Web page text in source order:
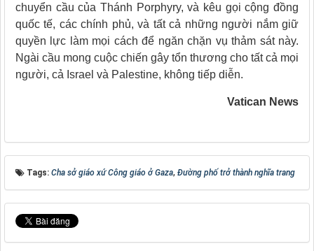
chuyển cầu của Thánh Porphyry, và kêu gọi cộng đồng
quốc tế, các chính phủ, và tất cả những người nắm giữ
quyền lực làm mọi cách để ngăn chặn vụ thảm sát này.
Ngài cầu mong cuộc chiến gây tổn thương cho tất cả mọi
người, cả Israel và Palestine, không tiếp diễn.
Vatican News
Tags: Cha sở giáo xứ Công giáo ở Gaza, Đường phố trở thành nghĩa trang